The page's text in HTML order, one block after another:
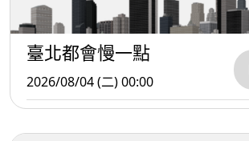
臺北都會慢一點
2026/08/04 (二) 00:00